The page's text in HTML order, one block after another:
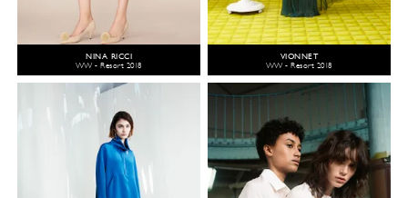
NINA RICCI
WW - Resort 2018
VIONNET
WW - Resort 2018